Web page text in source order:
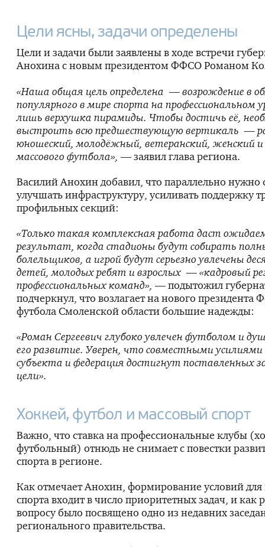
Цели ясны, задачи определены
Цели и задачи были заявлены в ходе встречи
Анохина с новым президентом ФФСО Романом
«Наша общая цель определена — возрождение в
популярного в мире спорта на профессиональном
лишь верхушка пирамиды. Чтобы достичь её,
выстроить всю предшествующую вертикаль —
юношеский, молодёжный, ветеранский, женский и
массового футбола», — заявил глава региона.
Василий Анохин добавил, что параллельно нужно
улучшать инфраструктуру, усиливать поддержку
профильных секций:
«Только такая комплексная работа даст
результат, когда стадионы будут собирать
болельщиков, а игрой будут серьезно увлечены
детей, молодых ребят и взрослых — «кадровый
профессиональных команд», — подытожил
подчеркнул, что возлагает на нового президента
футбола Смоленской области большие надежды:
«Роман Сергеевич глубоко увлечен футболом и
его развитие. Уверен, что совместными
субъекта и федерация достигнут поставленных
цели».
Хоккей, футбол и массовый спорт
Важно, что ставка на профессио­нальные клубы
футбольный) отнюдь не снимает с повестки
спорта в регионе.
Как отмечает Анохин, формирование условий для
спорта входит в число приоритетных задач, и как
вопросу было посвящено одно из недавних
регионального правительства.